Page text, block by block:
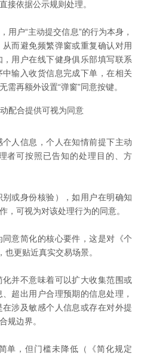
接依据公示规则处理。
用户“主动提交信息”的行为本身，
而避免频繁弹窗或重复确认对用
用户在线下健身俱乐部填写联系
输入收货信息完成下单，在相关
再额外设置“弹窗”同意按键。
配合提供可视为同意
人信息，个人在知情前提下主动
者可按照已告知的处理目的、方
或身份核验），如用户在明确知
，可视为对该处理行为的同意。
同意简化的核心要件，这是对《个
也更贴近真实交易场景。
并不意味着可以扩大收集范围或
超出用户合理预期的信息处理，
涉及敏感个人信息或存在对外提
规边界。
单，但门槛未降低（《简化规定